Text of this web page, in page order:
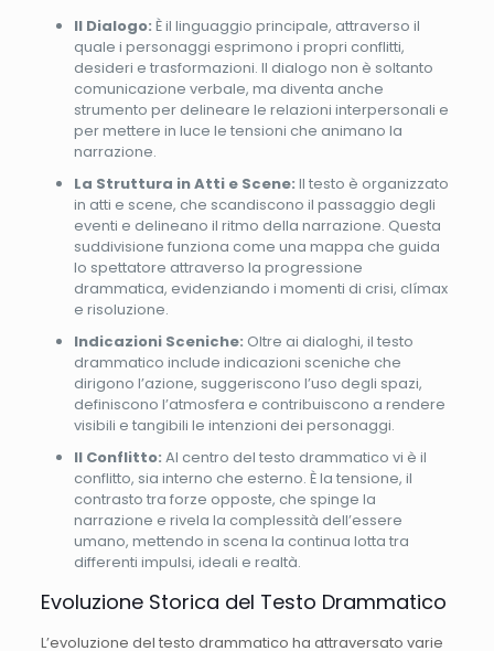
Il Dialogo: È il linguaggio principale, attraverso il
quale i personaggi esprimono i propri conflitti,
desideri e trasformazioni. Il dialogo non è soltanto
comunicazione verbale, ma diventa anche
strumento per delineare le relazioni interpersonali e
per mettere in luce le tensioni che animano la
narrazione.
La Struttura in Atti e Scene: Il testo è organizzato
in atti e scene, che scandiscono il passaggio degli
eventi e delineano il ritmo della narrazione. Questa
suddivisione funziona come una mappa che guida
lo spettatore attraverso la progressione
drammatica, evidenziando i momenti di crisi, clímax
e risoluzione.
Indicazioni Sceniche: Oltre ai dialoghi, il testo
drammatico include indicazioni sceniche che
dirigono l’azione, suggeriscono l’uso degli spazi,
definiscono l’atmosfera e contribuiscono a rendere
visibili e tangibili le intenzioni dei personaggi.
Il Conflitto: Al centro del testo drammatico vi è il
conflitto, sia interno che esterno. È la tensione, il
contrasto tra forze opposte, che spinge la
narrazione e rivela la complessità dell’essere
umano, mettendo in scena la continua lotta tra
differenti impulsi, ideali e realtà.
Evoluzione Storica del Testo Drammatico
L’evoluzione del testo drammatico ha attraversato varie